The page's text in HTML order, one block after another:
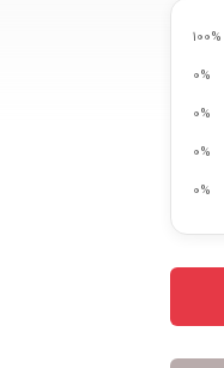
100%
0%
0%
0%
0%